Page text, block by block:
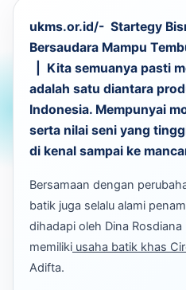
ukms.or.id/- Startegy
Bersaudara Mampu
| Kita semuanya pasti
adalah satu diantara
Indonesia. Mempunyai
serta nilai seni yang
di kenal sampai ke
Bersamaan dengan
batik juga selalu alami
dihadapi oleh Dina
memiliki usaha batik khas
Adifta.